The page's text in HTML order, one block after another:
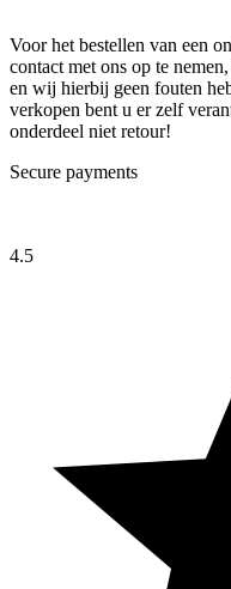
Voor het bestellen van een
contact met ons op te
en wij hierbij geen fouten
verkopen bent u er zelf
onderdeel niet retour!
Secure payments
4.5